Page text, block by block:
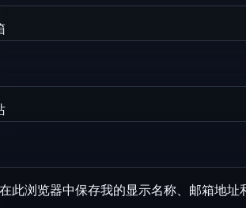
在此浏览器中保存我的显示名称、邮箱地址